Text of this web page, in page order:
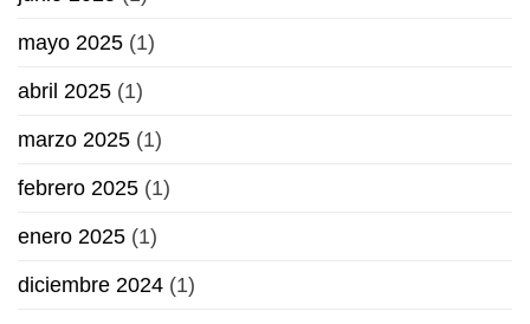
mayo 2025 (1)
abril 2025 (1)
marzo 2025 (1)
febrero 2025 (1)
enero 2025 (1)
diciembre 2024 (1)